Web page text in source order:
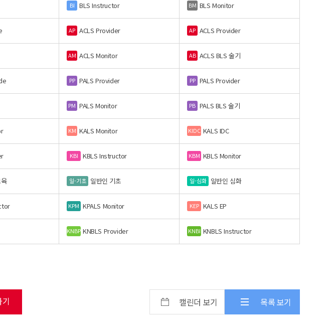
BI BLS Instructor BM BLS Monitor
AP ACLS Provider AP ACLS Provider
AM ACLS Monitor AB ACLS BLS 술기
PP PALS Provider PP PALS Provider
PM PALS Monitor PB PALS BLS 술기
KM KALS Monitor KIDC KALS IDC
KBI KBLS Instructor KBM KBLS Monitor
일-기초 일반인 기초 일-심화 일반인 심화
KPM KPALS Monitor KEP KALS EP
KNBP KNBLS Provider KNBI KNBLS Instructor
캘린더 보기 목록 보기